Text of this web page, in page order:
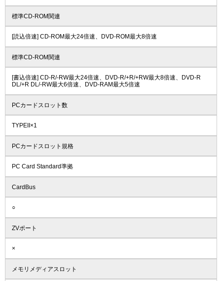
標準CD-ROM関連
[読込倍速] CD-ROM最大24倍速、DVD-ROM最大8倍速
標準CD-ROM関連
[書込倍速] CD-R/-RW最大24倍速、DVD-R/+R/+RW最大8倍速、DVD-R
DL/+R DL/-RW最大6倍速、DVD-RAM最大5倍速
PCカードスロット数
TYPEII×1
PCカードスロット規格
PC Card Standard準拠
CardBus
○
ZVポート
×
メモリメディアスロット